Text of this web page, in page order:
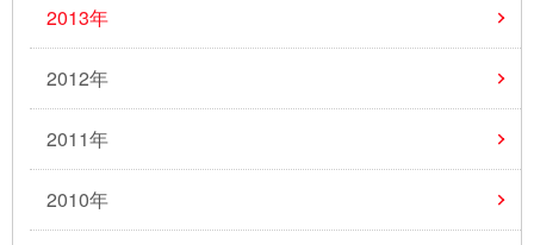
2013年
2012年
2011年
2010年